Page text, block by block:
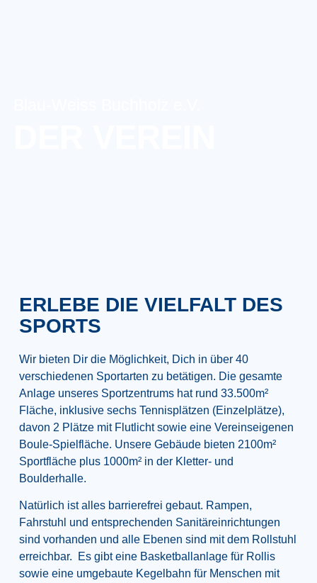
ERLEBE DIE VIELFALT DES
SPORTS
Wir bieten Dir die Möglichkeit, Dich in über 40
verschiedenen Sportarten zu betätigen. Die gesamte
Anlage unseres Sportzentrums hat rund 33.500m²
Fläche, inklusive sechs Tennisplätzen (Einzelplätze),
davon 2 Plätze mit Flutlicht sowie eine Vereinseigenen
Boule-Spielfläche. Unsere Gebäude bieten 2100m²
Sportfläche plus 1000m² in der Kletter- und
Boulderhalle.
Natürlich ist alles barrierefrei gebaut. Rampen,
Fahrstuhl und entsprechenden Sanitäreinrichtungen
sind vorhanden und alle Ebenen sind mit dem Rollstuhl
erreichbar. Es gibt eine Basketballanlage für Rollis
sowie eine umgebaute Kegelbahn für Menschen mit